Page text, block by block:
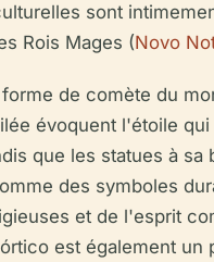
sont
Rois Mages (Novo
de comète du
évoquent l'étoile qui
que les statues à sa
des symboles
et de l'esprit
est également un